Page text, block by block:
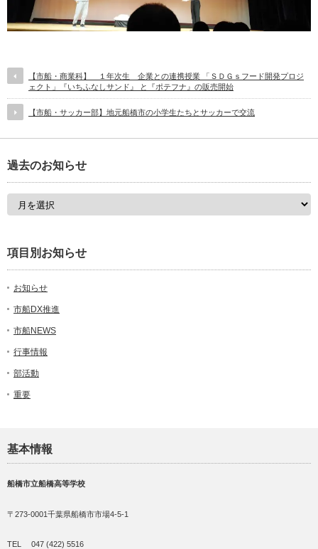
【市船・商業科】 １年次生 企業との連携授業 「ＳＤＧｓフード開発プロジ
ェクト」『いちふなしサンド』 と『ポテフナ』の販売開始
【市船・サッカー部】地元船橋市の小学生たちとサッカーで交流
過去のお知らせ
項目別お知らせ
お知らせ
市船DX推進
市船NEWS
行事情報
部活動
重要
基本情報
船橋市立船橋高等学校
〒273-0001千葉県船橋市市場4-5-1
TEL 047 (422) 5516